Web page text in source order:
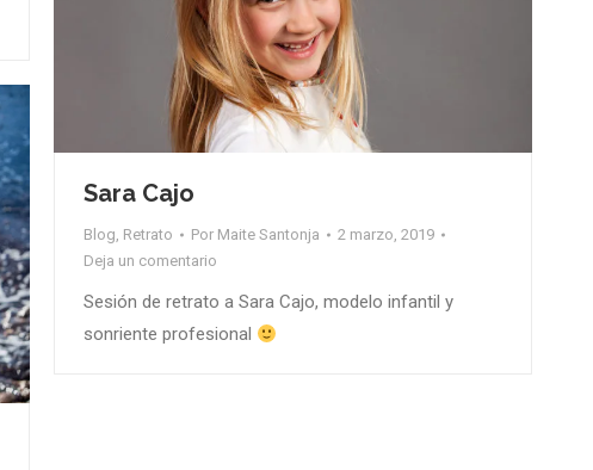
Sara Cajo
Blog, Retrato Por Maite Santonja
2 marzo, 2019
Deja un comentario
Sesión de retrato a Sara Cajo, modelo infantil y
sonriente profesional